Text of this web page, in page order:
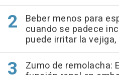
Beber menos para
cuando se padece
puede irritar la
Zumo de remolacha: